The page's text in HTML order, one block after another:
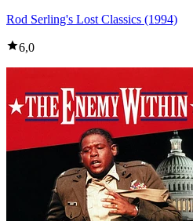
Rod Serling's Lost Classics (1994)
6,0